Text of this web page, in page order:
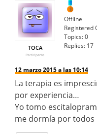
TOCA
Participante
Offline
Registered
Topics:0
Replies: 17
12 marzo 2015 a las 10:14
La terapia es
por experiencia…
Yo tomo
me dormía por todos